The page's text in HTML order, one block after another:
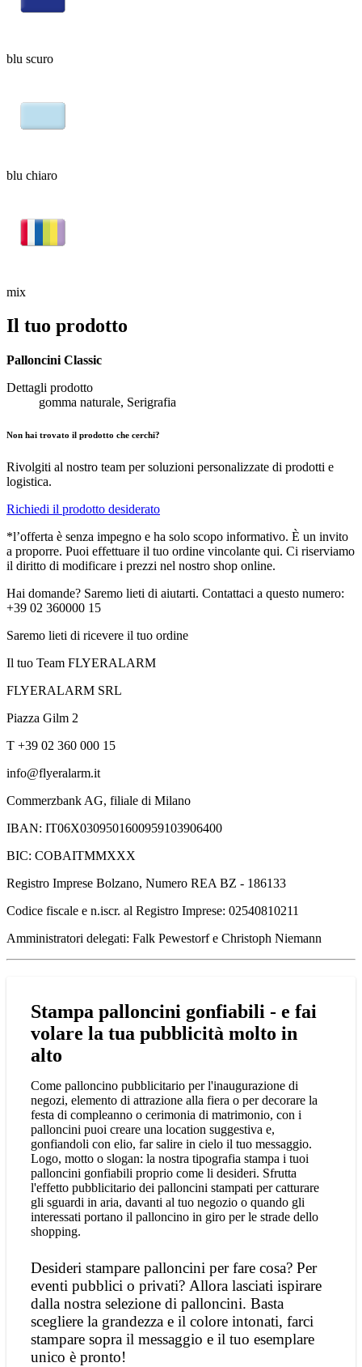
blu scuro
blu chiaro
mix
Il tuo prodotto
Palloncini Classic
Dettagli prodotto
gomma naturale, Serigrafia
Non hai trovato il prodotto che cerchi?
Rivolgiti al nostro team per soluzioni personalizzate di prodotti e
logistica.
Richiedi il prodotto desiderato
*l’offerta è senza impegno e ha solo scopo informativo. È un invito
a proporre. Puoi effettuare il tuo ordine vincolante qui. Ci riserviamo
il diritto di modificare i prezzi nel nostro shop online.
Hai domande? Saremo lieti di aiutarti. Contattaci a questo numero:
+39 02 360000 15
Saremo lieti di ricevere il tuo ordine
Il tuo Team FLYERALARM
FLYERALARM SRL
Piazza Gilm 2
T +39 02 360 000 15
info@flyeralarm.it
Commerzbank AG, filiale di Milano
IBAN: IT06X0309501600959103906400
BIC: COBAITMMXXX
Registro Imprese Bolzano, Numero REA BZ - 186133
Codice fiscale e n.iscr. al Registro Imprese: 02540810211
Amministratori delegati: Falk Pewestorf e Christoph Niemann
Stampa palloncini gonfiabili - e fai
volare la tua pubblicità molto in
alto
Come palloncino pubblicitario per l'inaugurazione di
negozi, elemento di attrazione alla fiera o per decorare la
festa di compleanno o cerimonia di matrimonio, con i
palloncini puoi creare una location suggestiva e,
gonfiandoli con elio, far salire in cielo il tuo messaggio.
Logo, motto o slogan: la nostra tipografia stampa i tuoi
palloncini gonfiabili proprio come li desideri. Sfrutta
l'effetto pubblicitario dei palloncini stampati per catturare
gli sguardi in aria, davanti al tuo negozio o quando gli
interessati portano il palloncino in giro per le strade dello
shopping.
Desideri stampare palloncini per fare cosa? Per
eventi pubblici o privati? Allora lasciati ispirare
dalla nostra selezione di palloncini. Basta
scegliere la grandezza e il colore intonati, farci
stampare sopra il messaggio e il tuo esemplare
unico è pronto!